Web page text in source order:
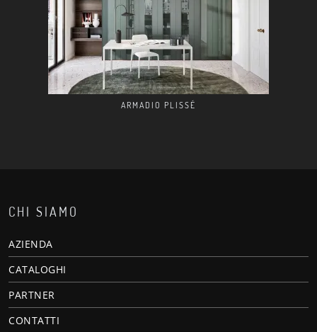
ARMADIO PLISSÉ
CHI SIAMO
AZIENDA
CATALOGHI
PARTNER
CONTATTI